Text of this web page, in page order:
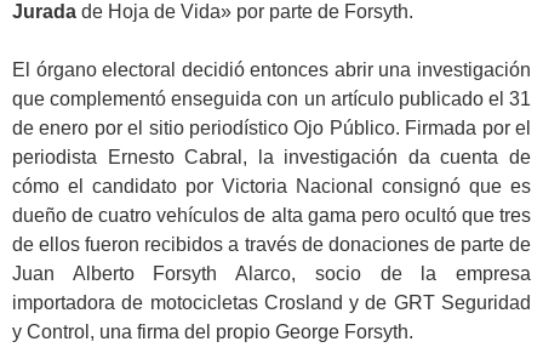
Jurada de Hoja de Vida» por parte de Forsyth.
El órgano electoral decidió entonces abrir una investigación
que complementó enseguida con un artículo publicado el 31
de enero por el sitio periodístico Ojo Público. Firmada por el
periodista Ernesto Cabral, la investigación da cuenta de
cómo el candidato por Victoria Nacional consignó que es
dueño de cuatro vehículos de alta gama pero ocultó que tres
de ellos fueron recibidos a través de donaciones de parte de
Juan Alberto Forsyth Alarco, socio de la empresa
importadora de motocicletas Crosland y de GRT Seguridad
y Control, una firma del propio George Forsyth.